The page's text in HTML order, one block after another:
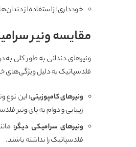
خودداری از استفاده از
مقایسه ونیر
ونیرهای دندانی به طور کلی
فلدسپاتیک به دلیل ویژگی‌های
ونیرهای کامپوزیتی:این نوع
زیبایی و دوام به پای ونیر
ونیرهای سرامیکی دیگر:
فلدسپاتیک را نداشته باشند.